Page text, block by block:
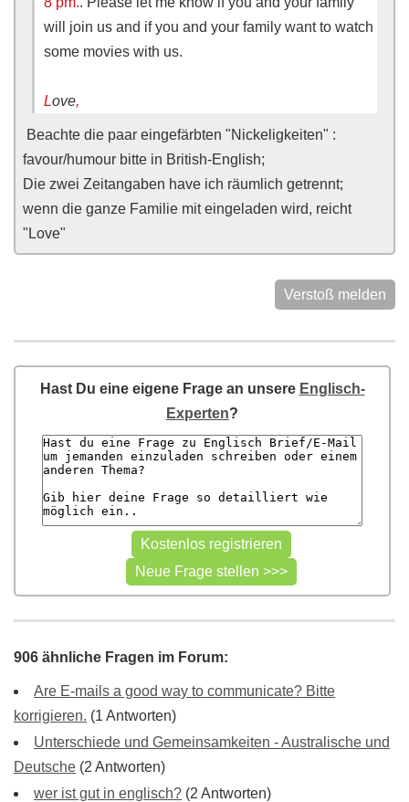
will join us and if you and your family want to watch
some movies with us.
Love,
Beachte die paar eingefärbten "Nickeligkeiten" :
favour/humour bitte in British-English;
Die zwei Zeitangaben have ich räumlich getrennt;
wenn die ganze Familie mit eingeladen wird, reicht
"Love"
Verstoß melden
Hast Du eine eigene Frage an unsere Englisch-
Experten?
906 ähnliche Fragen im Forum:
Are E-mails a good way to communicate? Bitte
korrigieren. (1 Antworten)
Unterschiede und Gemeinsamkeiten - Australische und
Deutsche (2 Antworten)
wer ist gut in englisch? (2 Antworten)